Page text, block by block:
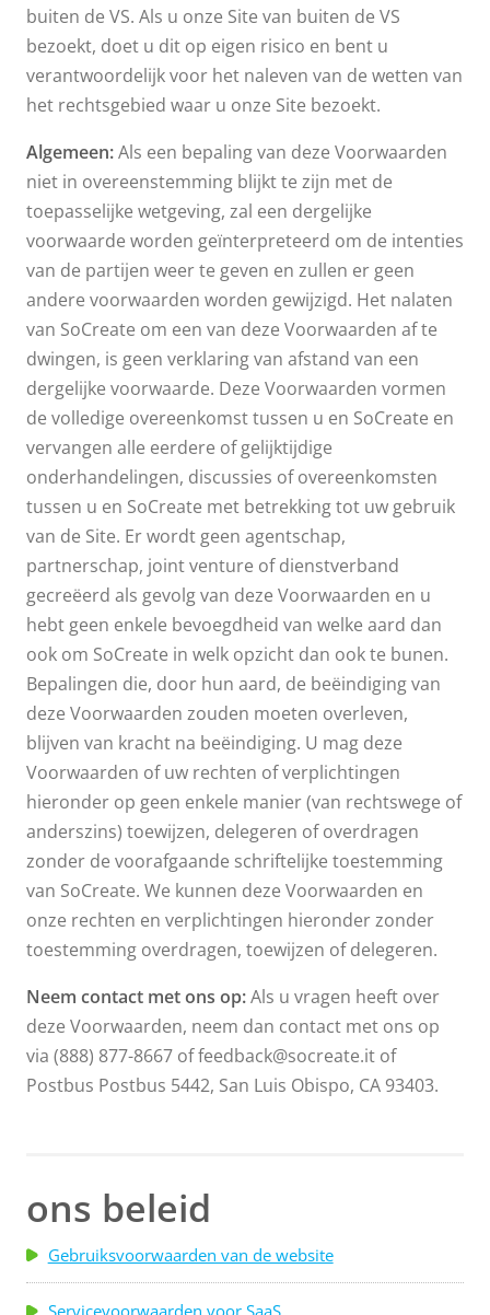
buiten de VS. Als u onze Site van buiten de VS
bezoekt, doet u dit op eigen risico en bent u
verantwoordelijk voor het naleven van de wetten van
het rechtsgebied waar u onze Site bezoekt.
Algemeen:Als een bepaling van deze Voorwaarden
niet in overeenstemming blijkt te zijn met de
toepasselijke wetgeving, zal een dergelijke
voorwaarde worden geïnterpreteerd om de intenties
van de partijen weer te geven en zullen er geen
andere voorwaarden worden gewijzigd. Het nalaten
van SoCreate om een van deze Voorwaarden af te
dwingen, is geen verklaring van afstand van een
dergelijke voorwaarde. Deze Voorwaarden vormen
de volledige overeenkomst tussen u en SoCreate en
vervangen alle eerdere of gelijktijdige
onderhandelingen, discussies of overeenkomsten
tussen u en SoCreate met betrekking tot uw gebruik
van de Site. Er wordt geen agentschap,
partnerschap, joint venture of dienstverband
gecreëerd als gevolg van deze Voorwaarden en u
hebt geen enkele bevoegdheid van welke aard dan
ook om SoCreate in welk opzicht dan ook te bunen.
Bepalingen die, door hun aard, de beëindiging van
deze Voorwaarden zouden moeten overleven,
blijven van kracht na beëindiging. U mag deze
Voorwaarden of uw rechten of verplichtingen
hieronder op geen enkele manier (van rechtswege of
anderszins) toewijzen, delegeren of overdragen
zonder de voorafgaande schriftelijke toestemming
van SoCreate. We kunnen deze Voorwaarden en
onze rechten en verplichtingen hieronder zonder
toestemming overdragen, toewijzen of delegeren.
Neem contact met ons op:Als u vragen heeft over
deze Voorwaarden, neem dan contact met ons op
via (888) 877-8667 of feedback@socreate.it of
Postbus Postbus 5442, San Luis Obispo, CA 93403.
ons beleid
Gebruiksvoorwaarden van de website